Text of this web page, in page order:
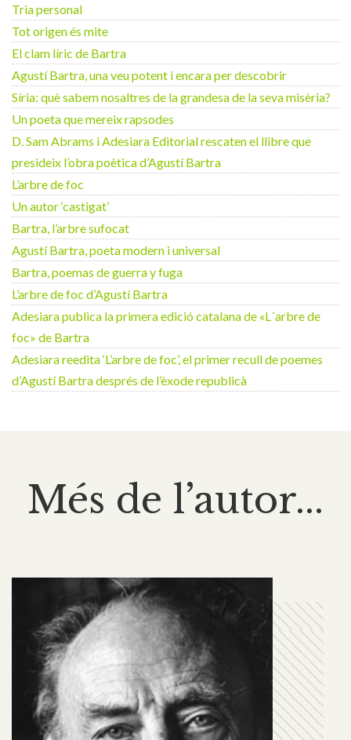
Tria personal
Tot origen és mite
El clam líric de Bartra
Agustí Bartra, una veu potent i encara per descobrir
Síria: què sabem nosaltres de la grandesa de la seva misèria?
Un poeta que mereix rapsodes
D. Sam Abrams i Adesiara Editorial rescaten el llibre que
presideix l’obra poètica d’Agustí Bartra
L’arbre de foc
Un autor ‘castigat’
Bartra, l’arbre sufocat
Agustí Bartra, poeta modern i universal
Bartra, poemas de guerra y fuga
L’arbre de foc d’Agustí Bartra
Adesiara publica la primera edició catalana de «L´arbre de
foc» de Bartra
Adesiara reedita ‘L’arbre de foc’, el primer recull de poemes
d’Agustí Bartra després de l’èxode republicà
Més de l’autor...